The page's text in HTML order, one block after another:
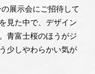
展示会にご招待して
見た中で、デザイン
青富士桜のほうがジ
少しやわらかい気が